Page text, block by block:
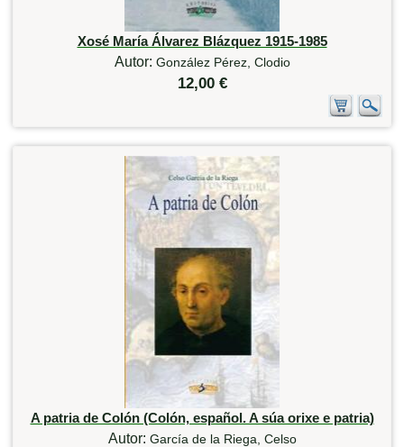
Xosé María Álvarez Blázquez 1915-1985
Autor: González Pérez, Clodio
12,00 €
A patria de Colón (Colón, español. A súa orixe e patria)
Autor: García de la Riega, Celso